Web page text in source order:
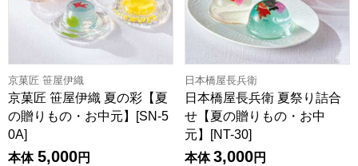
京菓匠 笹屋伊織
京菓匠 笹屋伊織 夏の彩【夏
の贈りもの・お中元】[SN-5
0A]
本体 5,000円
日本橋屋長兵衛
日本橋屋長兵衛 夏祭り詰合
せ【夏の贈りもの・お中
元】[NT-30]
本体 3,000円